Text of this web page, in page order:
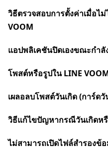
วิธีตรวจสอบการตั้งค่าเมื่อไ
VOOM
แอปพลิเคชันปิดเองขณะกำลั
โพสต์หรือรูปใน LINE
เผลอลบโพสต์วันเกิด (การ์ดวั
วิธีแก้ไขปัญหากรณีวันเกิดห
ไม่สามารถเปิดไฟล์สำรองข้